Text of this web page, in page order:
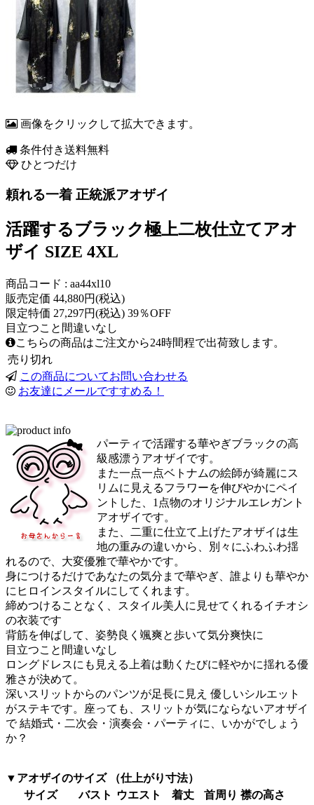
画像をクリックして拡大できます。
条件付き送料無料
ひとつだけ
頼れる一着 正統派アオザイ
活躍するブラック極上二枚仕立てアオ
ザイ SIZE 4XL
商品コード : aa44xl10
販売定価 44,880円(税込)
限定特価 27,297円(税込) 39％OFF
目立つこと間違いなし
こちらの商品はご注文から24時間程で出荷致します。
売り切れ
この商品についてお問い合わせる
お友達にメールですすめる！
パーティで活躍する華やぎブラックの高
級感漂うアオザイです。
また一点一点ベトナムの絵師が綺麗にス
リムに見えるフラワーを伸びやかにペイ
ントした、1点物のオリジナルエレガント
アオザイです。
また、二重に仕立て上げたアオザイは生
地の重みの違いから、別々にふわふわ揺
れるので、大変優雅で華やかです。
身につけるだけであなたの気分まで華やぎ、誰よりも華やか
にヒロインスタイルにしてくれます。
締めつけることなく、スタイル美人に見せてくれるイチオシ
の衣装です
背筋を伸ばして、姿勢良く颯爽と歩いて気分爽快に
目立つこと間違いなし
ロングドレスにも見える上着は動くたびに軽やかに揺れる優
雅さが決めて。
深いスリットからのパンツが足長に見え 優しいシルエット
がステキです。座っても、スリットが気にならないアオザイ
で 結婚式・二次会・演奏会・パーティに、いかがでしょう
か？
▼アオザイのサイズ （仕上がり寸法）
サイズ
バスト ウエスト 着丈 首周り 襟の高さ